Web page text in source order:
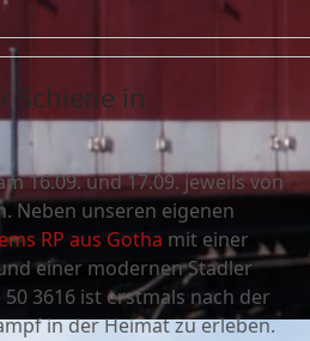
Schiene in
16.09. und 17.09. jeweils von
Neben unseren eigenen
RP aus Gotha mit einer
einer modernen Stadler
3616 ist erstmals nach der
in der Heimat zu erleben.